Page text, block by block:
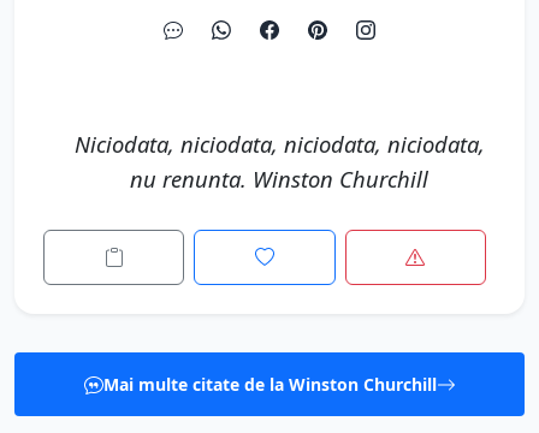
Niciodata, niciodata, niciodata, niciodata,
nu renunta. Winston Churchill
Mai multe citate de la Winston Churchill